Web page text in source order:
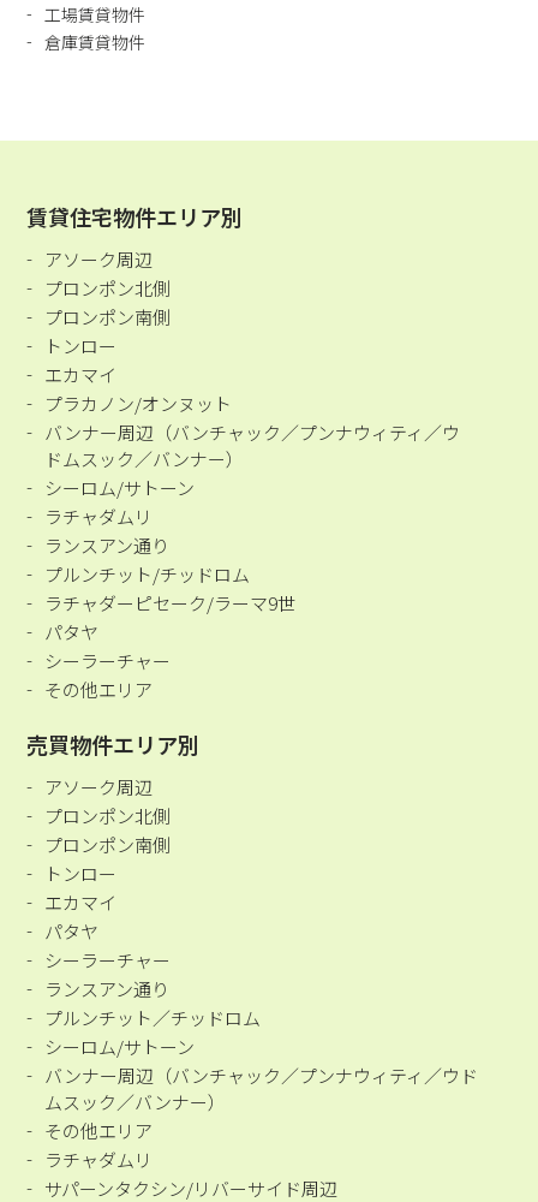
工場賃貸物件
倉庫賃貸物件
賃貸住宅物件エリア別
アソーク周辺
プロンポン北側
プロンポン南側
トンロー
エカマイ
プラカノン/オンヌット
バンナー周辺（バンチャック／プンナウィティ／ウ
ドムスック／バンナー）
シーロム/サトーン
ラチャダムリ
ランスアン通り
プルンチット/チッドロム
ラチャダーピセーク/ラーマ9世
パタヤ
シーラーチャー
その他エリア
売買物件エリア別
アソーク周辺
プロンポン北側
プロンポン南側
トンロー
エカマイ
パタヤ
シーラーチャー
ランスアン通り
プルンチット／チッドロム
シーロム/サトーン
バンナー周辺（バンチャック／プンナウィティ／ウド
ムスック／バンナー）
その他エリア
ラチャダムリ
サパーンタクシン/リバーサイド周辺